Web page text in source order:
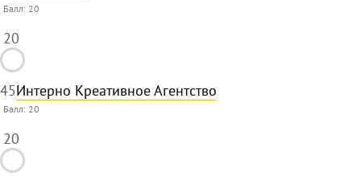
Балл: 20
20
45Интерно Креативное Агентство
Балл: 20
20